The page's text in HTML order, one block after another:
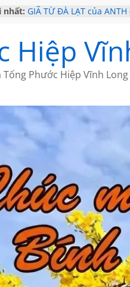
nhất: GIÃ TỪ ĐÀ LẠT của
KHÔNG ĐỀ 19 CỦA THÁI
CHÙM THƠ CỦA BÍCH HÀ
Hiệp
Phước Hiệp Vĩnh Long